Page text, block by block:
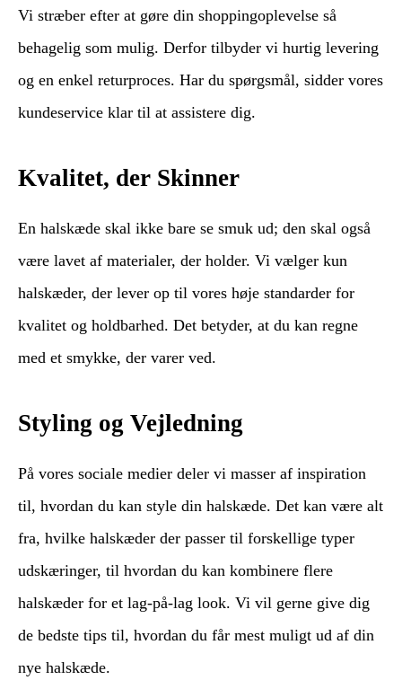
Vi stræber efter at gøre din shoppingoplevelse så
behagelig som mulig. Derfor tilbyder vi hurtig levering
og en enkel returproces. Har du spørgsmål, sidder vores
kundeservice klar til at assistere dig.
Kvalitet, der Skinner
En halskæde skal ikke bare se smuk ud; den skal også
være lavet af materialer, der holder. Vi vælger kun
halskæder, der lever op til vores høje standarder for
kvalitet og holdbarhed. Det betyder, at du kan regne
med et smykke, der varer ved.
Styling og Vejledning
På vores sociale medier deler vi masser af inspiration
til, hvordan du kan style din halskæde. Det kan være alt
fra, hvilke halskæder der passer til forskellige typer
udskæringer, til hvordan du kan kombinere flere
halskæder for et lag-på-lag look. Vi vil gerne give dig
de bedste tips til, hvordan du får mest muligt ud af din
nye halskæde.